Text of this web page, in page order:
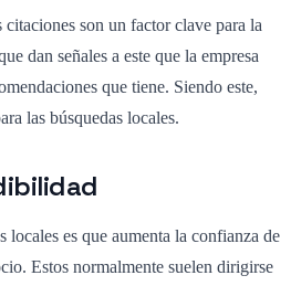
son un factor clave para la
dan señales a este que la empresa
que tiene. Siendo este,
las búsquedas locales.
locales es que aumenta la confianza de
Estos normalmente suelen dirigirse